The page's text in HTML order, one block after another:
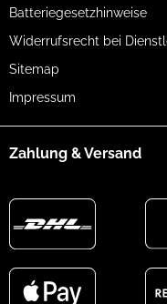
Batteriegesetzhinweise
Widerrufsrecht bei
Sitemap
Impressum
Zahlung & Versand